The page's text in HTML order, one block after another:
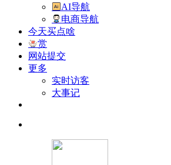
AI导航
电商导航
今天买点啥
赏
网站提交
更多
实时访客
大事记